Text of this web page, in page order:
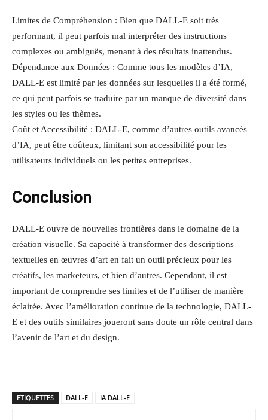
Limites de Compréhension : Bien que DALL-E soit très
performant, il peut parfois mal interpréter des instructions
complexes ou ambiguës, menant à des résultats inattendus.
Dépendance aux Données : Comme tous les modèles d’IA,
DALL-E est limité par les données sur lesquelles il a été formé,
ce qui peut parfois se traduire par un manque de diversité dans
les styles ou les thèmes.
Coût et Accessibilité : DALL-E, comme d’autres outils avancés
d’IA, peut être coûteux, limitant son accessibilité pour les
utilisateurs individuels ou les petites entreprises.
Conclusion
DALL-E ouvre de nouvelles frontières dans le domaine de la
création visuelle. Sa capacité à transformer des descriptions
textuelles en œuvres d’art en fait un outil précieux pour les
créatifs, les marketeurs, et bien d’autres. Cependant, il est
important de comprendre ses limites et de l’utiliser de manière
éclairée. Avec l’amélioration continue de la technologie, DALL-
E et des outils similaires joueront sans doute un rôle central dans
l’avenir de l’art et du design.
ETIQUETTES DALL-E IA DALL-E